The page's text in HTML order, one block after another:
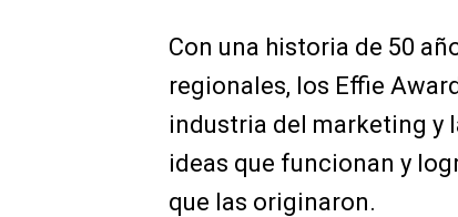
Con una historia de 50
regionales, los Effie
industria del marketing y
ideas que funcionan y
que las originaron.